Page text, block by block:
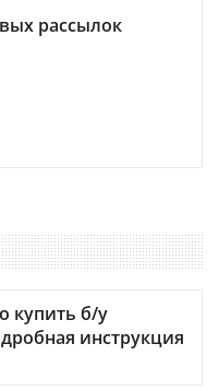
рассылок
купить б/у
инструкция